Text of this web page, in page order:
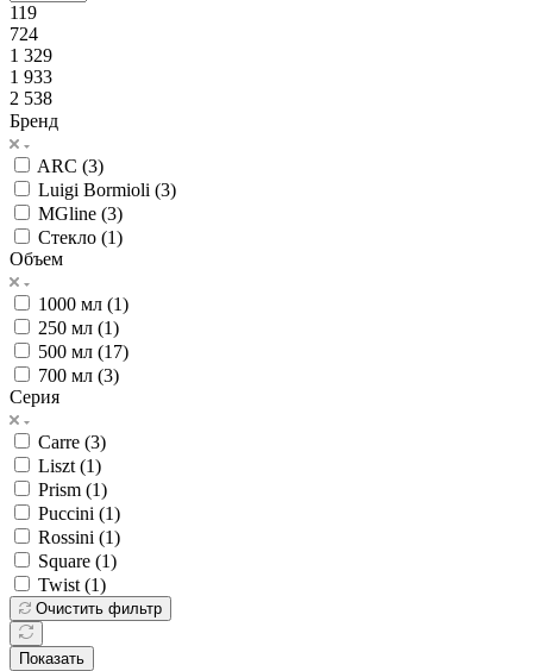
119
724
1 329
1 933
2 538
Бренд
ARC (3)
Luigi Bormioli (3)
MGline (3)
Стекло (1)
Объем
1000 мл (1)
250 мл (1)
500 мл (17)
700 мл (3)
Серия
Carre (3)
Liszt (1)
Prism (1)
Puccini (1)
Rossini (1)
Square (1)
Twist (1)
Очистить фильтр
Показать